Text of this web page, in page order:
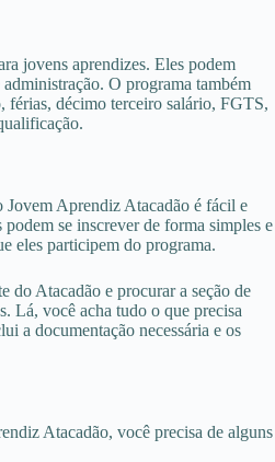
jovens aprendizes. Eles podem
O programa também
férias, décimo terceiro salário, FGTS,
Jovem Aprendiz Atacadão é fácil e
se inscrever de forma simples e
eles participem do programa.
do Atacadão e procurar a seção de
Lá, você acha tudo o que precisa
a documentação necessária e os
Atacadão, você precisa de alguns